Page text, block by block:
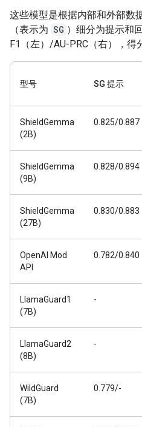
这些模型是根据内部和外部数
（表示为 SG ）细分为提示和
F1（左）/AU-PRC（右），得
型号 SG 提示
ShieldGemma
(2B)
0.825/0.887
ShieldGemma
(9B)
0.828/0.894
ShieldGemma
(27B)
0.830/0.883
OpenAI Mod
API
0.782/0.840
LlamaGuard1
(7B)
-
LlamaGuard2
(8B)
-
WildGuard
(7B)
0.779/-